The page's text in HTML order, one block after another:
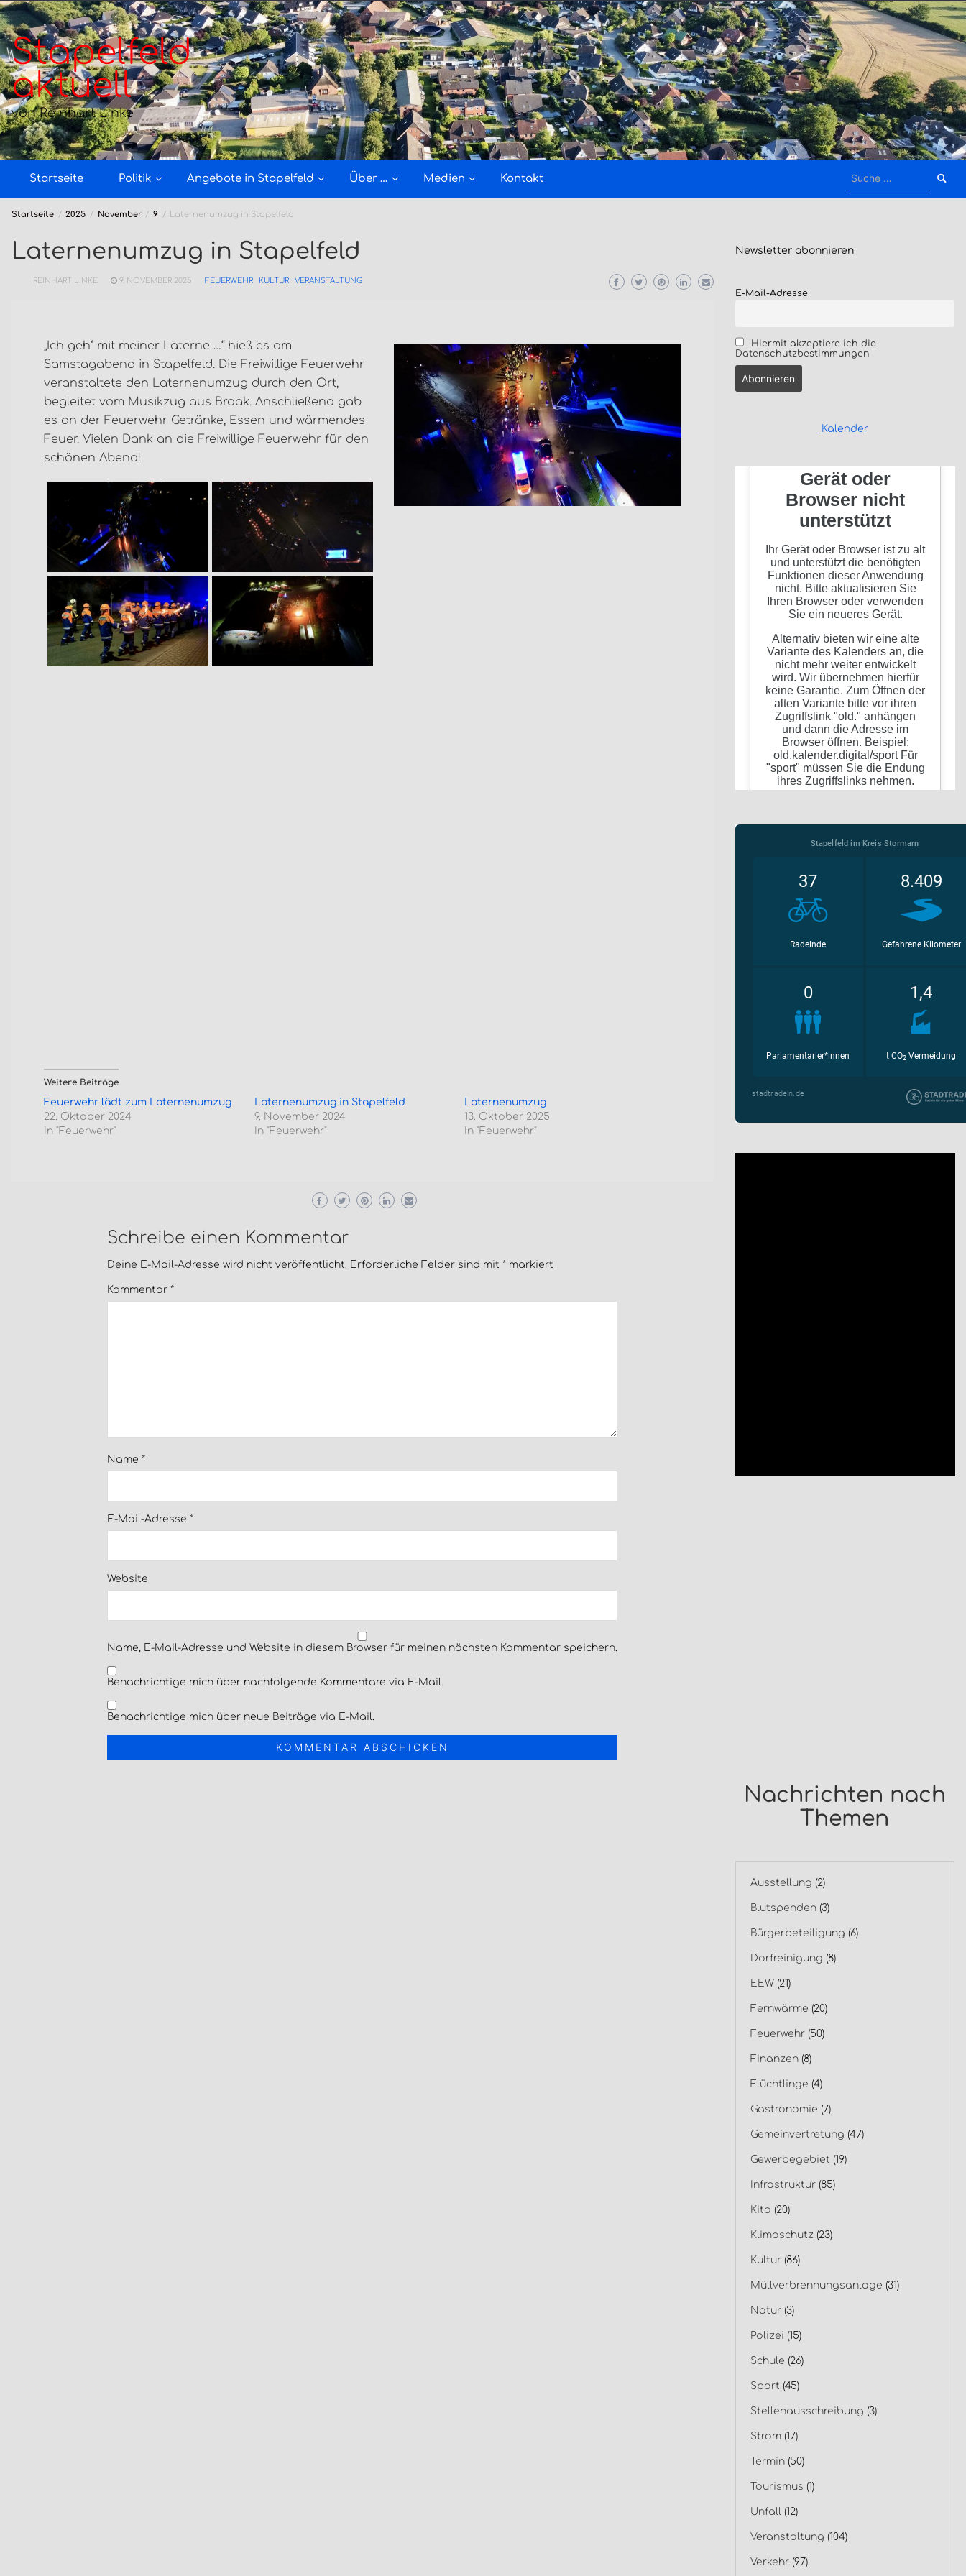
Zum
Inhalt
springen
Stapelfeld
aktuell
von Reinhart Linke
Startseite Politik Angebote in Stapelfeld Über … Medien Kontakt
Suche
Startseite 2025 November 9 Laternenumzug in Stapelfeld
Laternenumzug in Stapelfeld
REINHART LINKE 9. NOVEMBER 2025 FEUERWEHR KULTUR VERANSTALTUNG
„Ich geh‘ mit meiner Laterne …“ hieß es am
Samstagabend in Stapelfeld. Die Freiwillige Feuerwehr
veranstaltete den Laternenumzug durch den Ort,
begleitet vom Musikzug aus Braak. Anschließend gab
es an der Feuerwehr Getränke, Essen und wärmendes
Feuer. Vielen Dank an die Freiwillige Feuerwehr für den
schönen Abend!
Weitere Beiträge
Feuerwehr lädt zum Laternenumzug
22. Oktober 2024
In "Feuerwehr"
Laternenumzug in Stapelfeld
9. November 2024
In "Feuerwehr"
Laternenumzug
13. Oktober 2025
In "Feuerwehr"
Schreibe einen Kommentar
Deine E-Mail-Adresse wird nicht veröffentlicht. Erforderliche Felder sind mit* markiert
Kommentar*
Name*
E-Mail-Adresse*
Website
Name, E-Mail-Adresse und Website in diesem Browser für meinen nächsten Kommentar speichern.
Benachrichtige mich über nachfolgende Kommentare via E-Mail.
Benachrichtige mich über neue Beiträge via E-Mail.
Newsletter abonnieren
E-Mail-Adresse
Hiermit akzeptiere ich die
Datenschutzbestimmungen
Kalender
Nachrichten nach
Themen
Ausstellung (2)
Blutspenden(3)
Bürgerbeteiligung (6)
Dorfreinigung (8)
EEW(21)
Fernwärme (20)
Feuerwehr(50)
Finanzen(8)
Flüchtlinge (4)
Gastronomie (7)
Gemeinvertretung (47)
Gewerbegebiet (19)
Infrastruktur(85)
Kita (20)
Klimaschutz (23)
Kultur(86)
Müllverbrennungsanlage (31)
Natur(3)
Polizei (15)
Schule (26)
Sport (45)
Stellenausschreibung (3)
Strom(17)
Termin(50)
Tourismus (1)
Unfall (12)
Veranstaltung (104)
Verkehr(97)